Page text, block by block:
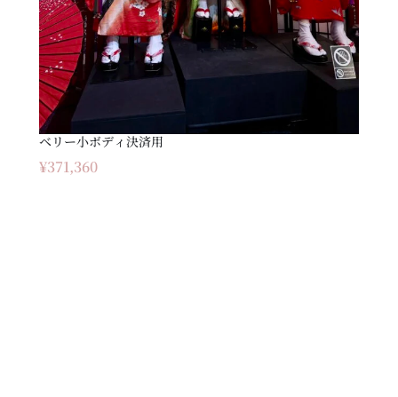
ベリー小ボディ決済用
¥371,360